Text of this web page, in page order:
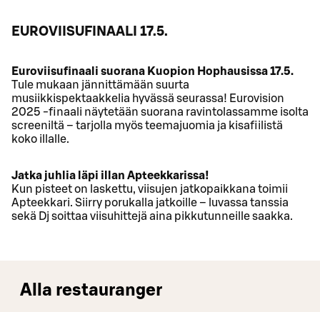
EUROVIISUFINAALI 17.5.
Euroviisufinaali suorana Kuopion Hophausissa 17.5.
Tule mukaan jännittämään suurta
musiikkispektaakkelia hyvässä seurassa! Eurovision
2025 -finaali näytetään suorana ravintolassamme isolta
screeniltä – tarjolla myös teemajuomia ja kisafiilistä
koko illalle.
Jatka juhlia läpi illan Apteekkarissa!
Kun pisteet on laskettu, viisujen jatkopaikkana toimii
Apteekkari. Siirry porukalla jatkoille – luvassa tanssia
sekä Dj soittaa viisuhittejä aina pikkutunneille saakka.
Alla restauranger